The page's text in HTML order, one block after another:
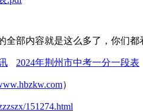
部内容就是这么多了，你们都
2024年荆州市中考一分一段表
）
151274.html